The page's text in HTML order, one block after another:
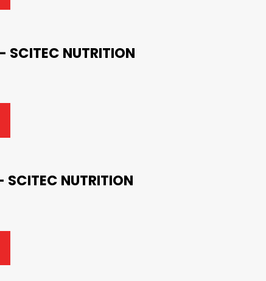
SCITEC NUTRITION
SCITEC NUTRITION